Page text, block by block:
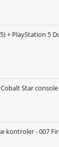
+ PlayStation 5
Star
kontroler - 007